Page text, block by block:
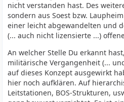
nicht verstanden hast. Des
sondern aus Soest bzw.
einer leicht abgewandelten und
(... auch nicht lizensierte ...)
An welcher Stelle Du erkannt
militärische Vergangenheit (...
auf dieses Konzept ausgewirkt
hier noch aufklären. Auf
Leitstationen, BOS-Strukturen,